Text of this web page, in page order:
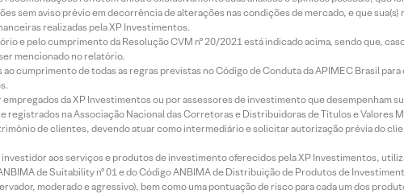
sem aviso prévio em decorrência de alterações nas condições de mercado, e que
realizadas pela XP Investimentos.
e pelo cumprimento da Resolução CVM nº 20/2021 está indicado acima, sendo que,
mencionado no relatório.
cumprimento de todas as regras previstas no Código de Conduta da APIMEC Brasil
da XP Investimentos ou por assessores de investimento que desempenham
registrados na Associação Nacional das Corretoras e Distribuidoras de Títulos e Valores
de clientes, devendo atuar como intermediário e solicitar autorização prévia do
aos serviços e produtos de investimento oferecidos pela XP Investimentos,
de Suitability nº 01 e do Código ANBIMA de Distribuição de Produtos de
moderado e agressivo), bem como uma pontuação de risco para cada um dos